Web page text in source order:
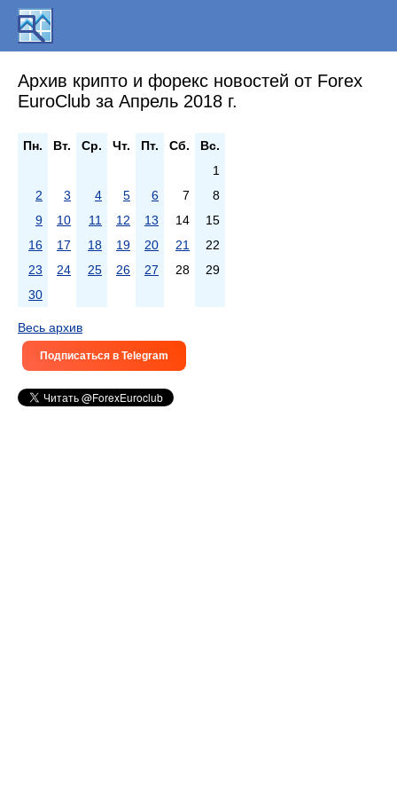
Архив крипто и форекс новостей от Forex
EuroClub за Апрель 2018 г.
Пн. Вт. Ср. Чт. Пт. Сб.
Вс.
1
2
3 4 5 6 7
8
9
10 11 12 13 14
15
16
17 18 19 20 21
22
23
24 25 26 27 28
29
30
Весь архив
Подписаться в Telegram